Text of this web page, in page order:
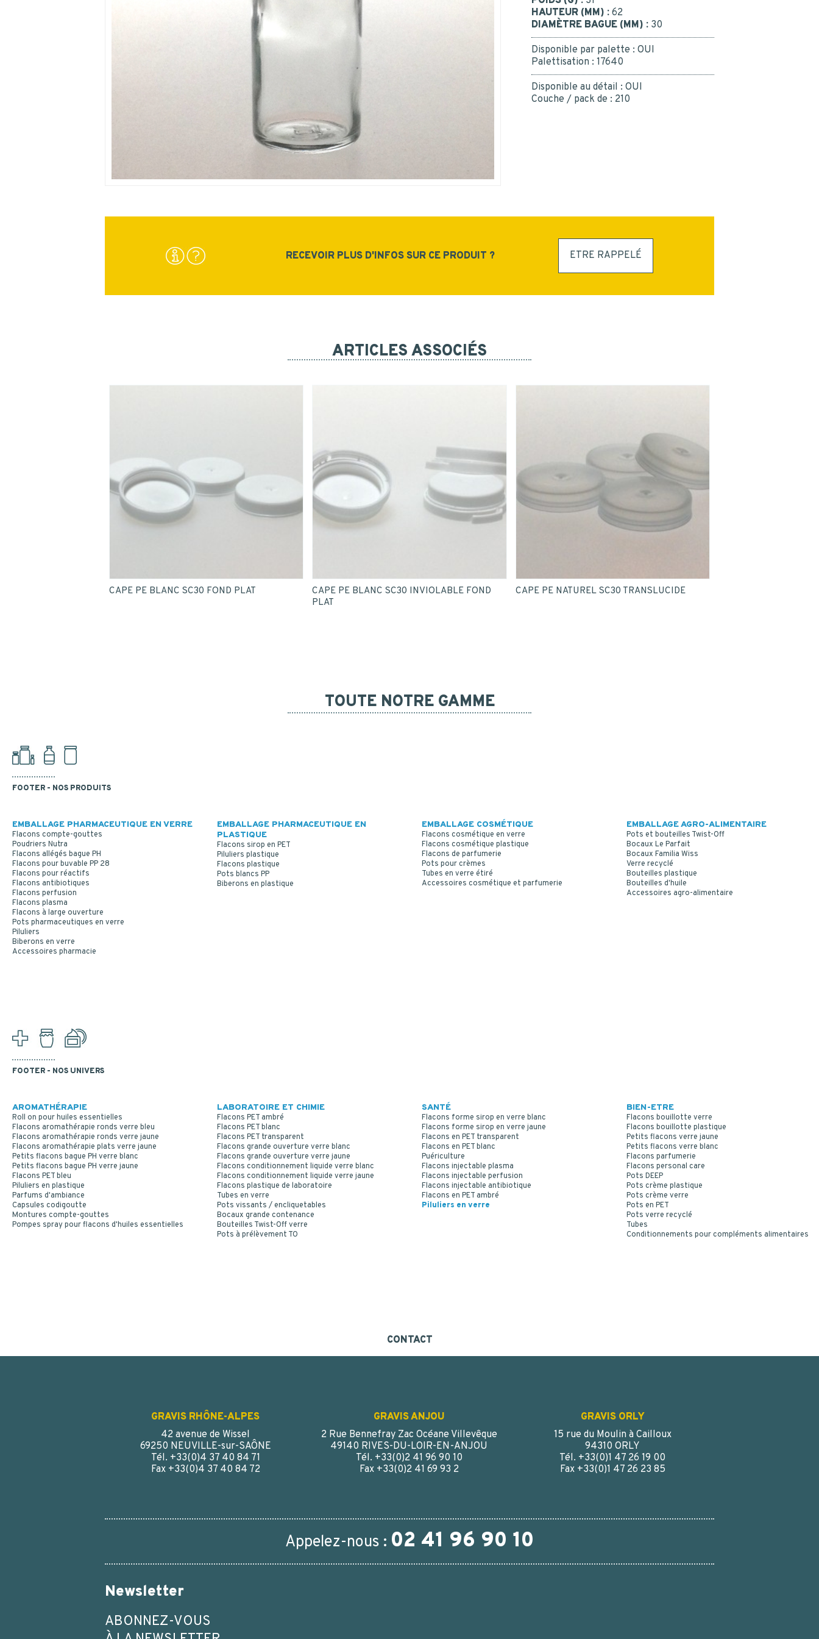
INSCRIPTION
HAUTEUR (MM) : 62
DIAMÈTRE BAGUE (MM) : 30
Disponible par palette : OUI
Palettisation : 17640
Disponible au détail : OUI
Couche / pack de : 210
RECEVOIR PLUS D'INFOS SUR CE PRODUIT ? ETRE RAPPELÉ
ARTICLES ASSOCIÉS
CAPE PE BLANC SC30 FOND PLAT
CAPE PE BLANC SC30 INVIOLABLE FOND
PLAT
CAPE PE NATUREL SC30 TRANSLUCIDE
TOUTE NOTRE GAMME
FOOTER - NOS PRODUITS
EMBALLAGE PHARMACEUTIQUE EN VERRE
Flacons compte-gouttes
Poudriers Nutra
Flacons allégés bague PH
Flacons pour buvable PP 28
Flacons pour réactifs
Flacons antibiotiques
Flacons perfusion
Flacons plasma
Flacons à large ouverture
Pots pharmaceutiques en verre
Piluliers
Biberons en verre
Accessoires pharmacie
EMBALLAGE PHARMACEUTIQUE EN
PLASTIQUE
Flacons sirop en PET
Piluliers plastique
Flacons plastique
Pots blancs PP
Biberons en plastique
EMBALLAGE COSMÉTIQUE
Flacons cosmétique en verre
Flacons cosmétique plastique
Flacons de parfumerie
Pots pour crèmes
Tubes en verre étiré
Accessoires cosmétique et parfumerie
EMBALLAGE AGRO-ALIMENTAIRE
Pots et bouteilles Twist-Off
Bocaux Le Parfait
Bocaux Familia Wiss
Verre recyclé
Bouteilles plastique
Bouteilles d'huile
Accessoires agro-alimentaire
FOOTER - NOS UNIVERS
AROMATHÉRAPIE
Roll on pour huiles essentielles
Flacons aromathérapie ronds verre bleu
Flacons aromathérapie ronds verre jaune
Flacons aromathérapie plats verre jaune
Petits flacons bague PH verre blanc
Petits flacons bague PH verre jaune
Flacons PET bleu
Piluliers en plastique
Parfums d'ambiance
Capsules codigoutte
Montures compte-gouttes
Pompes spray pour flacons d'huiles essentielles
LABORATOIRE ET CHIMIE
Flacons PET ambré
Flacons PET blanc
Flacons PET transparent
Flacons grande ouverture verre blanc
Flacons grande ouverture verre jaune
Flacons conditionnement liquide verre blanc
Flacons conditionnement liquide verre jaune
Flacons plastique de laboratoire
Tubes en verre
Pots vissants / encliquetables
Bocaux grande contenance
Bouteilles Twist-Off verre
Pots à prélèvement TO
SANTÉ
Flacons forme sirop en verre blanc
Flacons forme sirop en verre jaune
Flacons en PET transparent
Flacons en PET blanc
Puériculture
Flacons injectable plasma
Flacons injectable perfusion
Flacons injectable antibiotique
Flacons en PET ambré
Piluliers en verre
BIEN-ETRE
Flacons bouillotte verre
Flacons bouillotte plastique
Petits flacons verre jaune
Petits flacons verre blanc
Flacons parfumerie
Flacons personal care
Pots DEEP
Pots crème plastique
Pots crème verre
Pots en PET
Pots verre recyclé
Tubes
Conditionnements pour compléments alimentaires
CONTACT
GRAVIS RHÔNE-ALPES
42 avenue de Wissel
69250 NEUVILLE-sur-SAÔNE
Tél. +33(0)4 37 40 84 71
Fax +33(0)4 37 40 84 72
GRAVIS ANJOU
2 Rue Bennefray Zac Océane Villevêque
49140 RIVES-DU-LOIR-EN-ANJOU
Tél. +33(0)2 41 96 90 10
Fax +33(0)2 41 69 93 2
GRAVIS ORLY
15 rue du Moulin à Cailloux
94310 ORLY
Tél. +33(0)1 47 26 19 00
Fax +33(0)1 47 26 23 85
Appelez-nous : 02 41 96 90 10
Newsletter
ABONNEZ-VOUS
données personnelles.